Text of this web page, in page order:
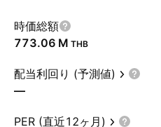
時価総額
‪773.06 M‬ THB
配当利回り (予測値)
—
PER (直近12ヶ月)